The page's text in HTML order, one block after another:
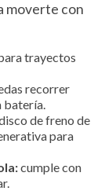
moverte con
trayectos
recorrer
batería.
de freno de
para
cumple con